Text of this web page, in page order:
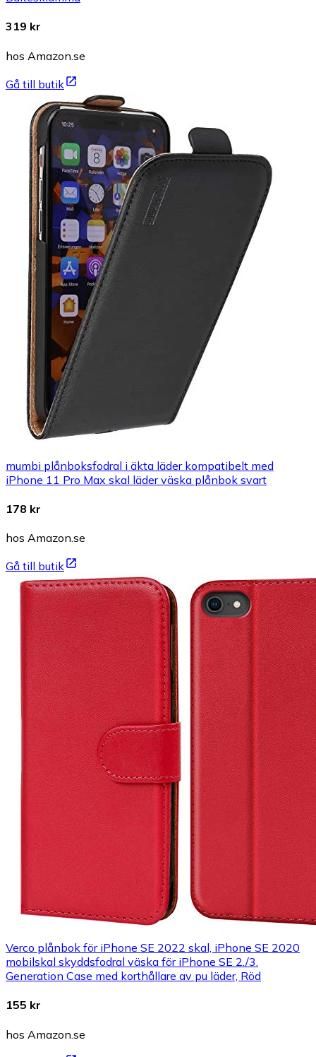
319 kr
hos Amazon.se
Gå till butik
mumbi plånboksfodral i äkta läder kompatibelt med
iPhone 11 Pro Max skal läder väska plånbok svart
178 kr
hos Amazon.se
Gå till butik
Verco plånbok för iPhone SE 2022 skal, iPhone SE 2020
mobilskal skyddsfodral väska för iPhone SE 2./3.
Generation Case med korthållare av pu läder, Röd
155 kr
hos Amazon.se